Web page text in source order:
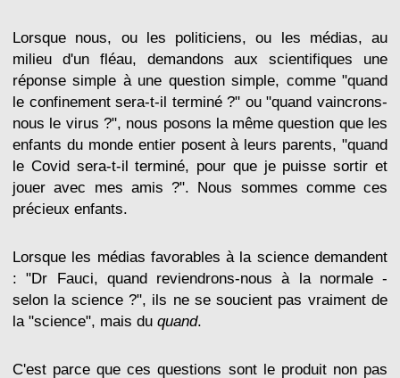
Lorsque nous, ou les politiciens, ou les médias, au
milieu d'un fléau, demandons aux scientifiques une
réponse simple à une question simple, comme "quand
le confinement sera-t-il terminé ?" ou "quand vaincrons-
nous le virus ?", nous posons la même question que les
enfants du monde entier posent à leurs parents, "quand
le Covid sera-t-il terminé, pour que je puisse sortir et
jouer avec mes amis ?". Nous sommes comme ces
précieux enfants.
Lorsque les médias favorables à la science demandent
: "Dr Fauci, quand reviendrons-nous à la normale -
selon la science ?", ils ne se soucient pas vraiment de
la "science", mais du quand.
C'est parce que ces questions sont le produit non pas